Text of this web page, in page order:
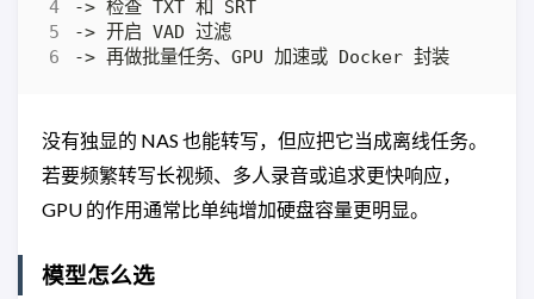
没有独显的 NAS 也能转写，但应把它当成离线任务。
若要频繁转写长视频、多人录音或追求更快响应，
GPU 的作用通常比单纯增加硬盘容量更明显。
模型怎么选